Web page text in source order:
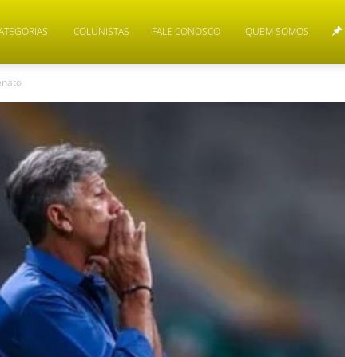
COLUNISTAS FALE CONOSCO QUEM SOMOS